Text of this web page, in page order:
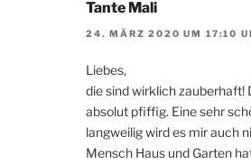
Tante Mali
24. MÄRZ 2020 UM 17:10
Liebes,
die sind wirklich zauberhaft!
absolut pfiffig. Eine sehr
langweilig wird es mir auch
Mensch Haus und Garten